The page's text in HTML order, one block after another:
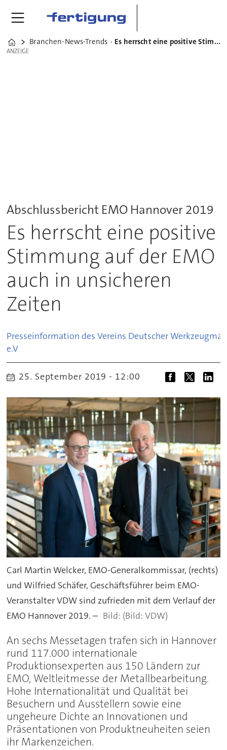
Home
Branchen-News-Trends Es herrscht eine positive Stimmung auf der EMO auch in unsicheren Zeiten
ANZEIGE
ANZEIGE
Abschlussbericht EMO Hannover 2019
Es herrscht eine positive
Stimmung auf der EMO
auch in unsicheren
Zeiten
Presseinformation des Vereins Deutscher
e.V
25. September 2019 - 12:00
Carl Martin Welcker, EMO-Generalkommissar, (rechts)
und Wilfried Schäfer, Geschäftsführer beim EMO-
Veranstalter VDW sind zufrieden mit dem Verlauf der
EMO Hannover 2019. –
(Bild: VDW)
An sechs Messetagen trafen sich in Hannover
rund 117.000 internationale
Produktionsexperten aus 150 Ländern zur
EMO, Weltleitmesse der Metallbearbeitung.
Hohe Internationalität und Qualität bei
Besuchern und Ausstellern sowie eine
ungeheure Dichte an Innovationen und
Präsentationen von Produktneuheiten seien
ihr Markenzeichen.